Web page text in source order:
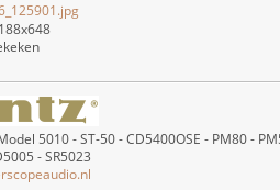
5010 - ST-50 - CD5400OSE - PM80 -
- SR5023